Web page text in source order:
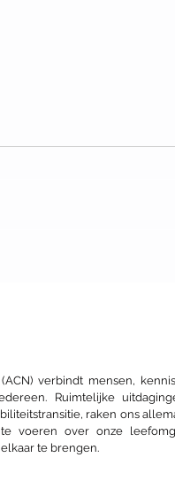
verbindt mensen,
Ruimtelijke
raken ons
voeren over onze
te brengen.